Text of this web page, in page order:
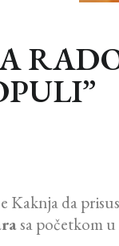
Kaknja da
sa početkom u